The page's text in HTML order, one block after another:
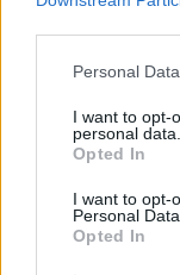
Please note that
not limited to your
grant or deny
use your data for
consent section.
Personal
I want to opt-
personal data.
Opted In
I want to opt-
Personal Data.
Opted In
Véradáson való
- legyél
- elmúltál 18
- nem friss a
- további